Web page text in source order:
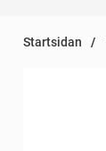
Startsidan